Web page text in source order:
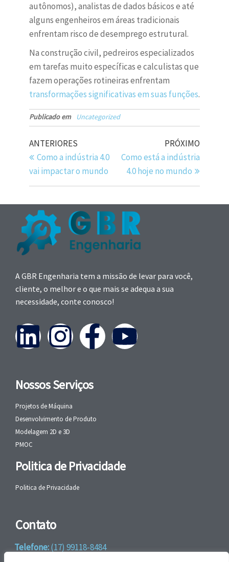
autônomos), analistas de dados básicos e até
alguns engenheiros em áreas tradicionais
enfrentam risco de desemprego estrutural.
Na construção civil, pedreiros especializados
em tarefas muito específicas e calculistas que
fazem operações rotineiras enfrentam
transformações significativas em suas funções.
Publicado em Uncategorized
ANTERIORES
Como a indústria 4.0
vai impactar o mundo
PRÓXIMO
Como está a indústria
4.0 hoje no mundo
A GBR Engenharia tem a missão de levar para você,
cliente, o melhor e o que mais se adequa a sua
necessidade, conte conosco!
Nossos Serviços
Projetos de Máquina
Desenvolvimento de Produto
Modelagem 2D e 3D
PMOC
Politica de Privacidade
Politica de Privacidade
Contato
Telefone:(17) 99118-8484